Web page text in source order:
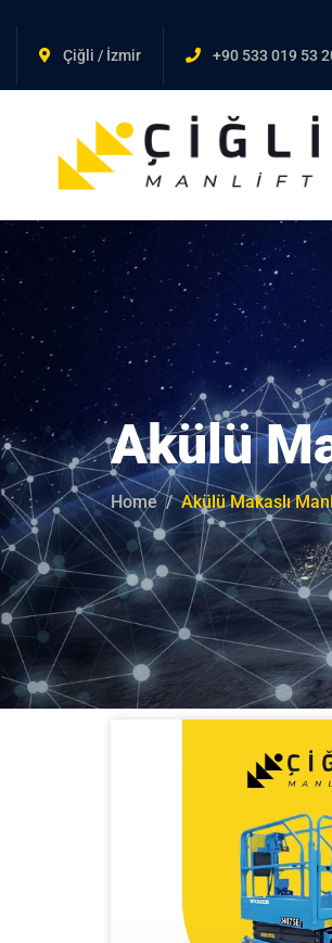
Çiğli / İzmir +90 533 019 53
Akülü
Home Akülü Makaslı